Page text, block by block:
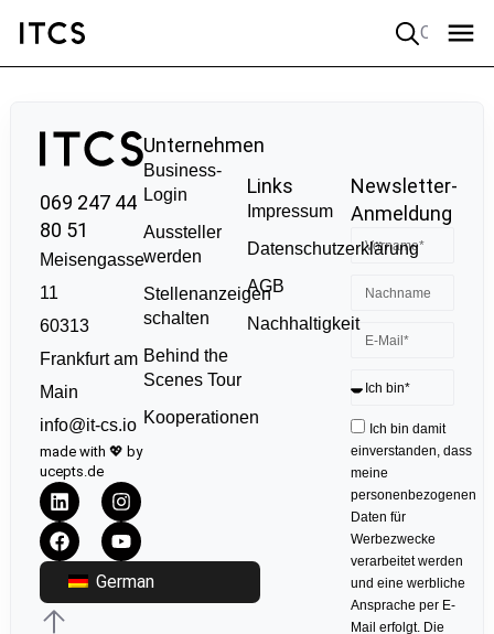
069 247 44
80 51
Meisengasse
11
60313
Frankfurt am
Main
info@it-cs.io
made with 💖 by
ucepts.de
German
Unternehmen
Business-
Login
Aussteller
werden
Stellenanzeigen
schalten
Behind the
Scenes Tour
Kooperationen
Links
Impressum
Datenschutzerklärung
AGB
Nachhaltigkeit
Newsletter-
Anmeldung
Ich bin damit
einverstanden, dass
meine
personenbezogenen
Daten für
Werbezwecke
verarbeitet werden
und eine werbliche
Ansprache per E-
Mail erfolgt. Die